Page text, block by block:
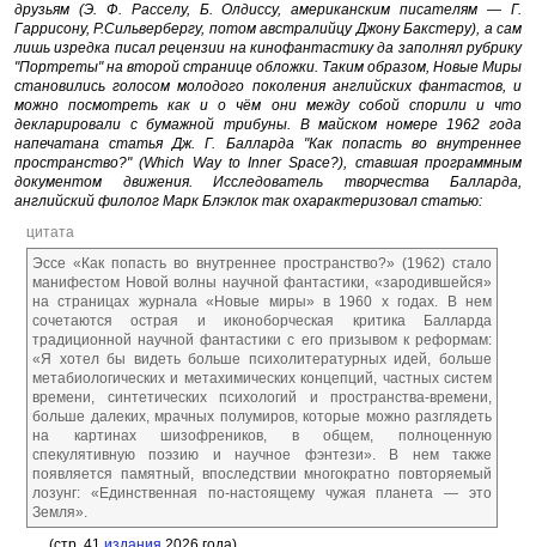
друзьям (Э. Ф. Расселу, Б. Олдиссу, американским писателям — Г.
Гаррисону, Р.Сильвербергу, потом австралийцу Джону Бакстеру), а сам
лишь изредка писал рецензии на кинофантастику да заполнял рубрику
"Портреты" на второй странице обложки. Таким образом, Новые Миры
становились голосом молодого поколения английских фантастов, и
можно посмотреть как и о чём они между собой спорили и что
декларировали с бумажной трибуны. В майском номере 1962 года
напечатана статья Дж. Г. Балларда "Как попасть во внутреннее
пространство?" (Which Way to Inner Space?), ставшая программным
документом движения. Исследователь творчества Балларда,
английский филолог Марк Блэклок так охарактеризовал статью:
цитата
Эссе «Как попасть во внутреннее пространство?» (1962) стало
манифестом Новой волны научной фантастики, «зародившейся»
на страницах журнала «Новые миры» в 1960 х годах. В нем
сочетаются острая и иконоборческая критика Балларда
традиционной научной фантастики с его призывом к реформам:
«Я хотел бы видеть больше психолитературных идей, больше
метабиологических и метахимических концепций, частных систем
времени, синтетических психологий и пространства-времени,
больше далеких, мрачных полумиров, которые можно разглядеть
на картинах шизофреников, в общем, полноценную
спекулятивную поэзию и научное фэнтези». В нем также
появляется памятный, впоследствии многократно повторяемый
лозунг: «Единственная по-настоящему чужая планета — это
Земля».